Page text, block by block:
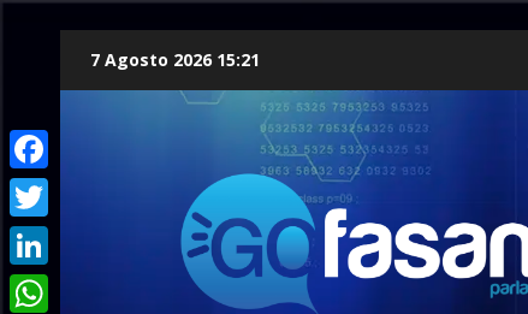
7 Agosto 2026 15:21
Facebook
Twitter
LinkedIn